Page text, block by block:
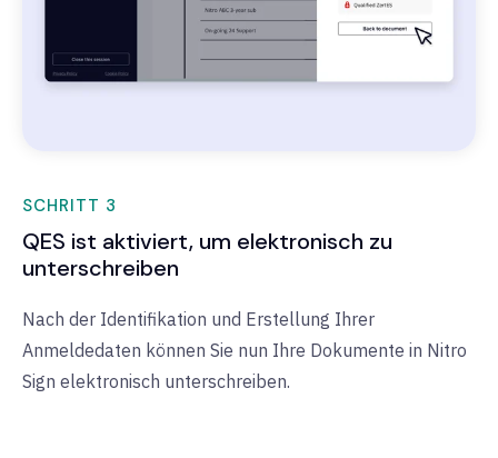
SCHRITT 3
QES ist aktiviert, um elektronisch zu
unterschreiben
Nach der Identifikation und Erstellung Ihrer
Anmeldedaten können Sie nun Ihre Dokumente in Nitro
Sign elektronisch unterschreiben.